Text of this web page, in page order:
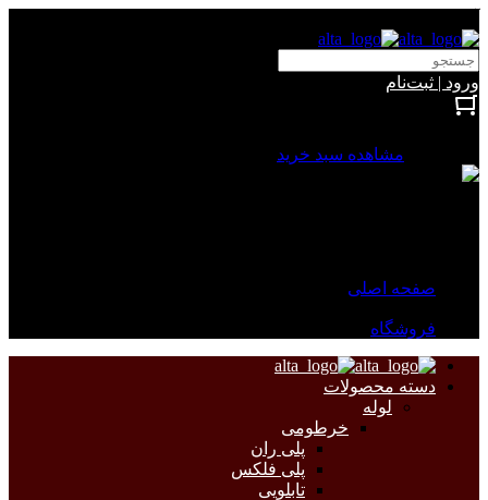
ورود | ثبت‌نام
مشاهده سبد خرید
صفحه اصلی
فروشگاه
دسته محصولات
لوله
خرطومی
پلی ران
پلی فلکس
تابلویی